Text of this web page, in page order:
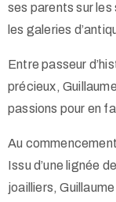
ses parents sur les
les galeries
Entre passeur
précieux,
passions pour en
Au
Issu d’une lignée
joailliers,